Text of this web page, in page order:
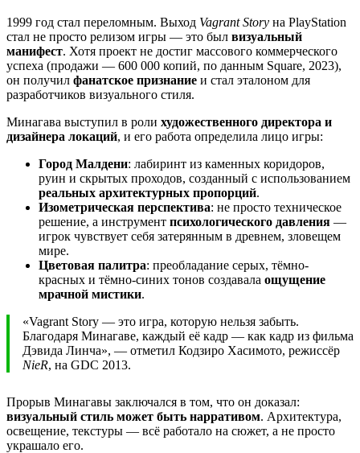
1999 год стал переломным. Выход Vagrant Story на PlayStation
стал не просто релизом игры — это был визуальный
манифест. Хотя проект не достиг массового коммерческого
успеха (продажи — 600 000 копий, по данным Square, 2023),
он получил фанатское признание и стал эталоном для
разработчиков визуального стиля.
Минагава выступил в роли художественного директора и
дизайнера локаций, и его работа определила лицо игры:
Город Малдени: лабиринт из каменных коридоров,
руин и скрытых проходов, созданный с использованием
реальных архитектурных пропорций.
Изометрическая перспектива: не просто техническое
решение, а инструмент психологического давления —
игрок чувствует себя затерянным в древнем, зловещем
мире.
Цветовая палитра: преобладание серых, тёмно-
красных и тёмно-синих тонов создавала ощущение
мрачной мистики.
«Vagrant Story — это игра, которую нельзя забыть.
Благодаря Минагаве, каждый её кадр — как кадр из фильма
Дэвида Линча», — отметил Кодзиро Хасимото, режиссёр
NieR, на GDC 2013.
Прорыв Минагавы заключался в том, что он доказал:
визуальный стиль может быть нарративом. Архитектура,
освещение, текстуры — всё работало на сюжет, а не просто
украшало его.